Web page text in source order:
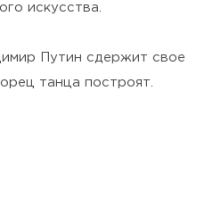
искусства.
Путин сдержит свое
танца построят.